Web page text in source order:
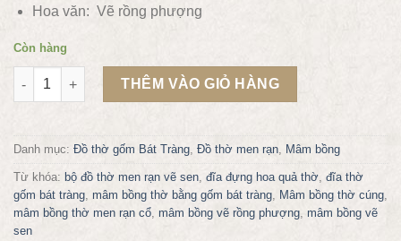
Hoa văn: Vẽ rồng phượng
Còn hàng
Mâm bồng thờ men rạn vẽ sen phi 22 số lượng
THÊM VÀO GIỎ HÀNG
Danh mục: Đồ thờ gốm Bát Tràng, Đồ thờ men rạn, Mâm bồng
Từ khóa: bộ đồ thờ men rạn vẽ sen, đĩa đựng hoa quả thờ, đĩa thờ
gốm bát tràng, mâm bồng thờ bằng gốm bát tràng, Mâm bồng thờ cúng,
mâm bồng thờ men rạn cổ, mâm bồng vẽ rồng phượng, mâm bồng vẽ
sen